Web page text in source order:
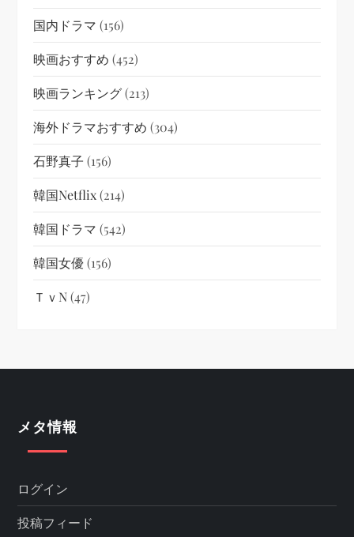
国内ドラマ (156)
映画おすすめ (452)
映画ランキング(213)
海外ドラマおすすめ (304)
石野真子 (156)
韓国netflix(214)
韓国ドラマ (542)
韓国女優(156)
ＴｖN(47)
メタ情報
ログイン
投稿フィード